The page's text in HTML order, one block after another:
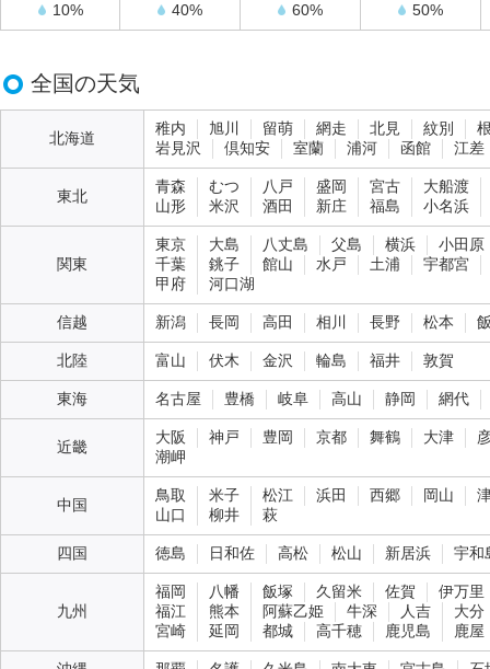
10%
40%
60%
50%
全国の天気
北海道
稚内 旭川 留萌 網走 北見 紋別
岩見沢
倶知安 室蘭 浦河 函館 江差
東北
青森 むつ 八戸 盛岡 宮古
大船渡
山形
米沢 酒田 新庄 福島 小名浜
関東
東京 大島 八丈島 父島 横浜
小田原
千葉
銚子 館山 水戸 土浦
宇都宮
甲府
河口湖
信越 新潟 長岡 高田 相川 長野 松本
北陸 富山 伏木 金沢 輪島 福井 敦賀
東海 名古屋 豊橋 岐阜 高山 静岡 網代
近畿
大阪 神戸 豊岡 京都 舞鶴 大津
潮岬
中国
鳥取 米子 松江 浜田 西郷 岡山
山口
柳井 萩
四国 徳島 日和佐 高松 松山 新居浜 宇和
九州
福岡 八幡 飯塚 久留米 佐賀
伊万里
福江
熊本 阿蘇乙姫 牛深 人吉
大分
宮崎
延岡 都城 高千穂 鹿児島 鹿屋